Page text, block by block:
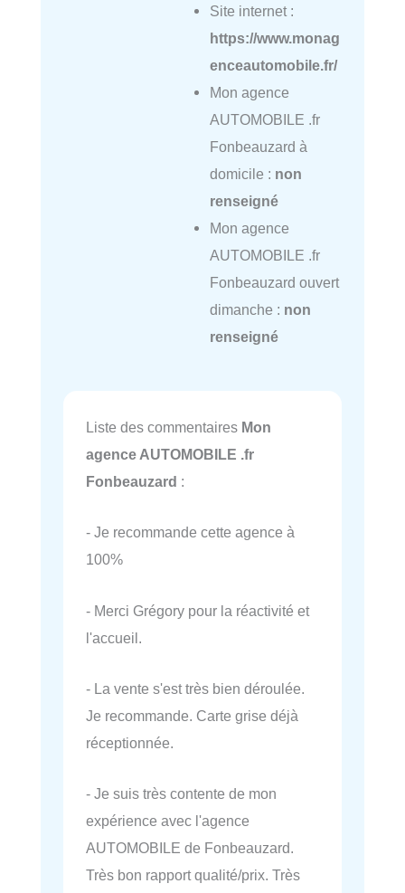
Site internet :
https://www.monag
enceautomobile.fr/
Mon agence
AUTOMOBILE .fr
Fonbeauzard à
domicile : non
renseigné
Mon agence
AUTOMOBILE .fr
Fonbeauzard ouvert
dimanche : non
renseigné
Liste des commentaires Mon
agence AUTOMOBILE .fr
Fonbeauzard :
- Je recommande cette agence à
100%
- Merci Grégory pour la réactivité et
l'accueil.
- La vente s'est très bien déroulée.
Je recommande. Carte grise déjà
réceptionnée.
- Je suis très contente de mon
expérience avec l'agence
AUTOMOBILE de Fonbeauzard.
Très bon rapport qualité/prix. Très